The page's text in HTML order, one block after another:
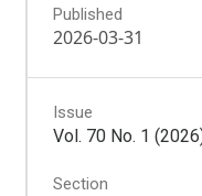
Published
2026-03-31
Issue
Vol. 70 No. 1
Section